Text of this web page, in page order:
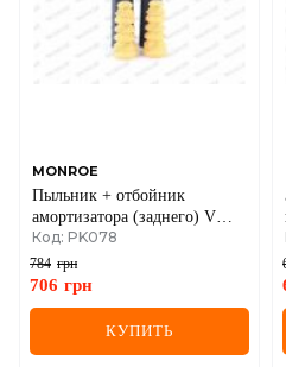
GMC
GREAT WALL
HAVAL
MONROE
Пыльник + отбойник
амортизатора (заднего) VW
Golf IV-06 (к-кт 2шт)
Код: PK078
784 грн
706 грн
КУПИТЬ